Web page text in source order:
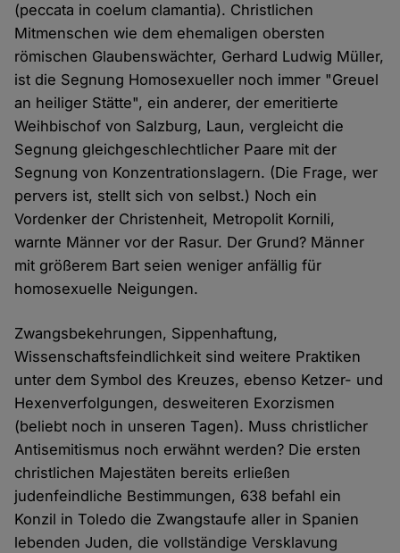
(peccata in coelum clamantia). Christlichen
Mitmenschen wie dem ehemaligen obersten
römischen Glaubenswächter, Gerhard Ludwig Müller,
ist die Segnung Homosexueller noch immer "Greuel
an heiliger Stätte", ein anderer, der emeritierte
Weihbischof von Salzburg, Laun, vergleicht die
Segnung gleichgeschlechtlicher Paare mit der
Segnung von Konzentrationslagern. (Die Frage, wer
pervers ist, stellt sich von selbst.) Noch ein
Vordenker der Christenheit, Metropolit Kornili,
warnte Männer vor der Rasur. Der Grund? Männer
mit größerem Bart seien weniger anfällig für
homosexuelle Neigungen.
Zwangsbekehrungen, Sippenhaftung,
Wissenschaftsfeindlichkeit sind weitere Praktiken
unter dem Symbol des Kreuzes, ebenso Ketzer- und
Hexenverfolgungen, desweiteren Exorzismen
(beliebt noch in unseren Tagen). Muss christlicher
Antisemitismus noch erwähnt werden? Die ersten
christlichen Majestäten bereits erließen
judenfeindliche Bestimmungen, 638 befahl ein
Konzil in Toledo die Zwangstaufe aller in Spanien
lebenden Juden, die vollständige Versklavung